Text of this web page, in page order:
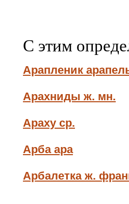
С этим
Арапленик
Арахниды ж. мн.
Араху ср.
Арба ара
Арбалетка ж.